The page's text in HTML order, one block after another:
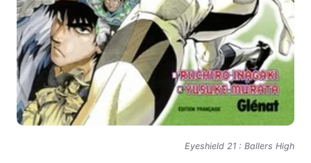
Eyeshield 21 : Ballers High